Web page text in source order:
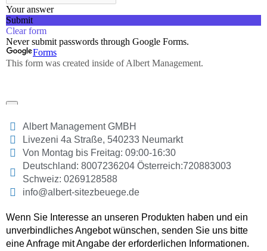
Albert Management GMBH
Livezeni 4a Straße, 540233 Neumarkt
Von Montag bis Freitag: 09:00-16:30
Deutschland: 8007236204 Österreich:720883003
Schweiz: 0269128588
info@albert-sitezbeuege.de
Wenn Sie Interesse an unseren Produkten haben und ein
unverbindliches Angebot wünschen, senden Sie uns bitte
eine Anfrage mit Angabe der erforderlichen Informationen.